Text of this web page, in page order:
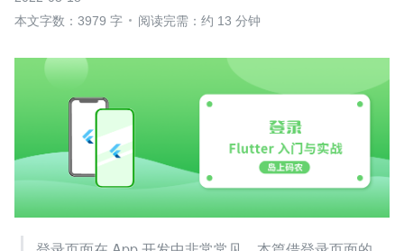
本文字数：3979 字
阅读完需：约 13 分钟